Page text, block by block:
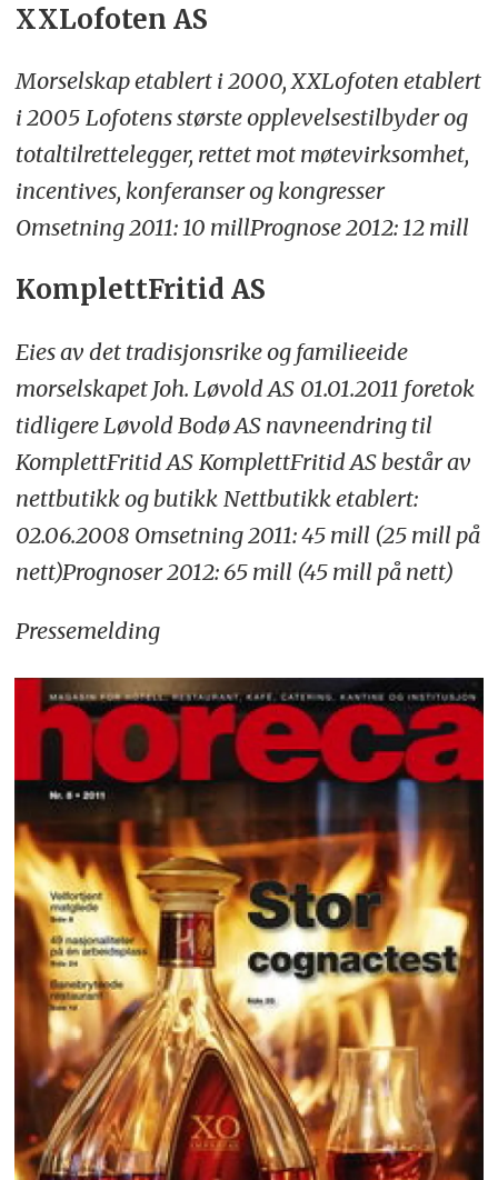
XXLofoten AS
Morselskap etablert i 2000, XXLofoten etablert
i 2005 Lofotens største opplevelsestilbyder og
totaltilrettelegger, rettet mot møtevirksomhet,
incentives, konferanser og kongresser
Omsetning 2011: 10 millPrognose 2012: 12 mill
KomplettFritid AS
Eies av det tradisjonsrike og familieeide
morselskapet Joh. Løvold AS 01.01.2011 foretok
tidligere Løvold Bodø AS navneendring til
KomplettFritid AS KomplettFritid AS består av
nettbutikk og butikk Nettbutikk etablert:
02.06.2008 Omsetning 2011: 45 mill (25 mill på
nett)Prognoser 2012: 65 mill (45 mill på nett)
Pressemelding